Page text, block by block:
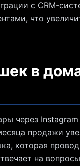
с CRM-
что
в
через
продажи
которая
на